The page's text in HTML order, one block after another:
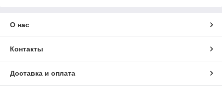
О нас
Контакты
Доставка и оплата